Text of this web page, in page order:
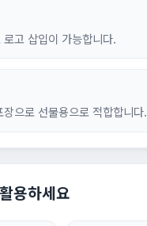
고 삽입이 가능합니다.
으로 선물용으로 적합합니다.
용하세요